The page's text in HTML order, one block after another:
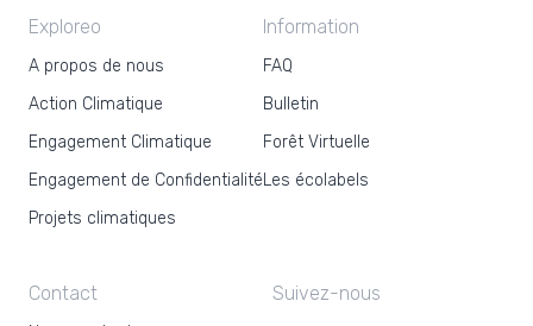
Exploreo
A propos de nous
Action Climatique
Engagement Climatique
Engagement de Confidentialité
Projets climatiques
Information
FAQ
Bulletin
Forêt Virtuelle
Les écolabels
Contact Suivez-nous